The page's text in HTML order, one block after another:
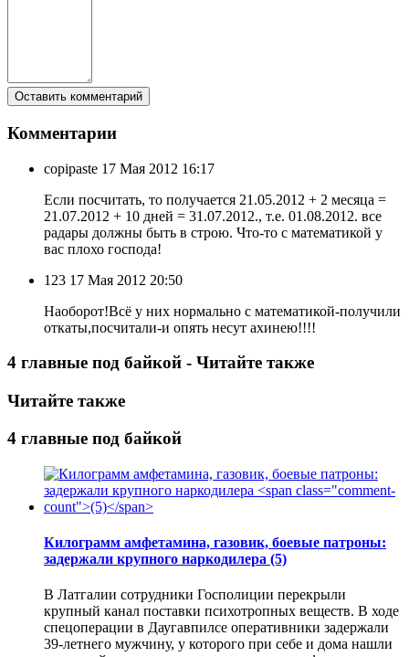
Комментарии
copipaste 17 Мая 2012 16:17
Если посчитать, то получается 21.05.2012 + 2 месяца =
21.07.2012 + 10 дней = 31.07.2012., т.е. 01.08.2012. все
радары должны быть в строю. Что-то с математикой у
вас плохо господа!
123 17 Мая 2012 20:50
Наоборот!Всё у них нормально с математикой-получили
откаты,посчитали-и опять несут ахинею!!!!
4 главные под байкой - Читайте также
Читайте также
4 главные под байкой
Килограмм амфетамина, газовик, боевые патроны:
задержали крупного наркодилера (5)
В Латгалии сотрудники Госполиции перекрыли
крупный канал поставки психотропных веществ. В ходе
спецоперации в Даугавпилсе оперативники задержали
39-летнего мужчину, у которого при себе и дома нашли